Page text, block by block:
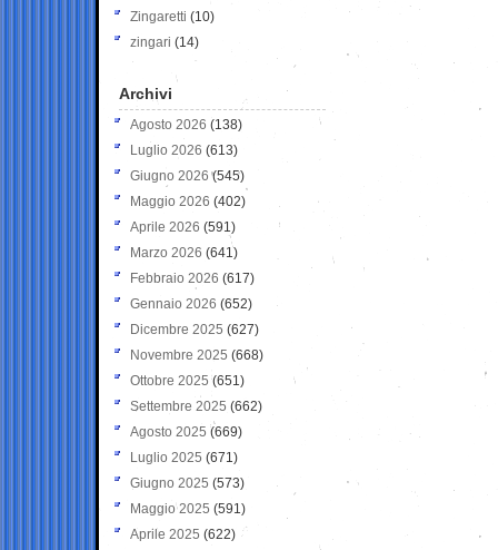
Zingaretti (10)
zingari (14)
Archivi
Agosto 2026 (138)
Luglio 2026 (613)
Giugno 2026 (545)
Maggio 2026 (402)
Aprile 2026 (591)
Marzo 2026 (641)
Febbraio 2026 (617)
Gennaio 2026 (652)
Dicembre 2025 (627)
Novembre 2025 (668)
Ottobre 2025 (651)
Settembre 2025 (662)
Agosto 2025 (669)
Luglio 2025 (671)
Giugno 2025 (573)
Maggio 2025 (591)
Aprile 2025 (622)